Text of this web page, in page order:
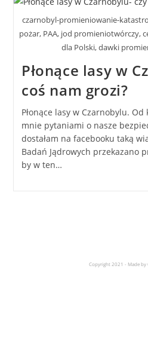
czarnobyl-promieniowanie-
pożar, PAA, jod promieniotwórczy,
dla Polski, dawki
Płonące lasy w
coś nam grozi?
Płonące lasy w Czarnobylu.
mnie pytaniami o nasze
dostałam na facebooku taką
Badań Jądrowych przekazano
by w ten…
Copyright 2021 - Made by